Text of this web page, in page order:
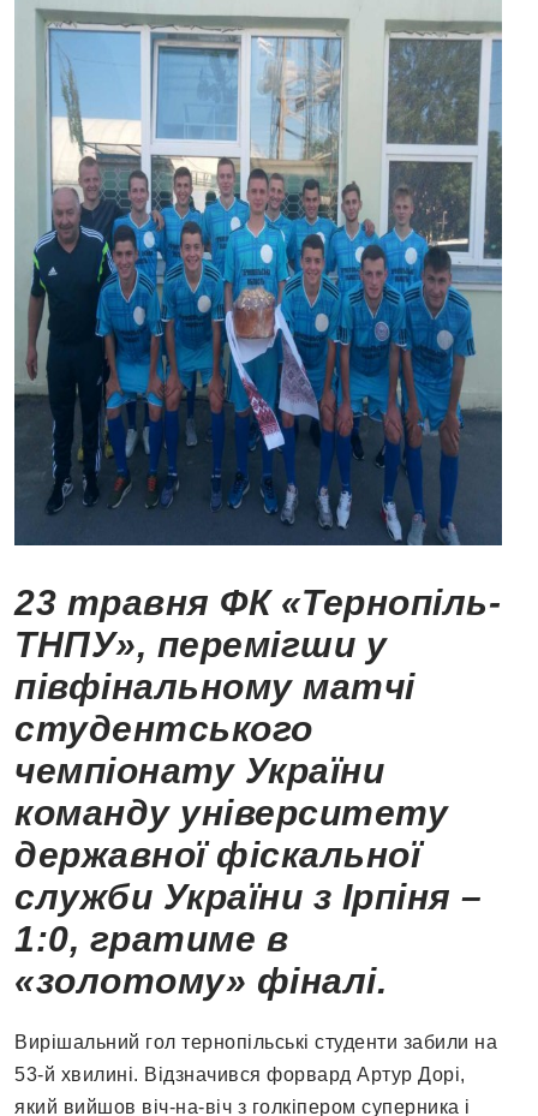
23 травня ФК «Тернопіль-
ТНПУ», перемігши у
півфінальному матчі
студентського
чемпіонату України
команду університету
державної фіскальної
служби України з Ірпіня –
1:0, гратиме в
«золотому» фіналі.
Вирішальний гол тернопільські студенти забили на
53-й хвилині. Відзначився форвард Артур Дорі,
який вийшов віч-на-віч з голкіпером суперника і